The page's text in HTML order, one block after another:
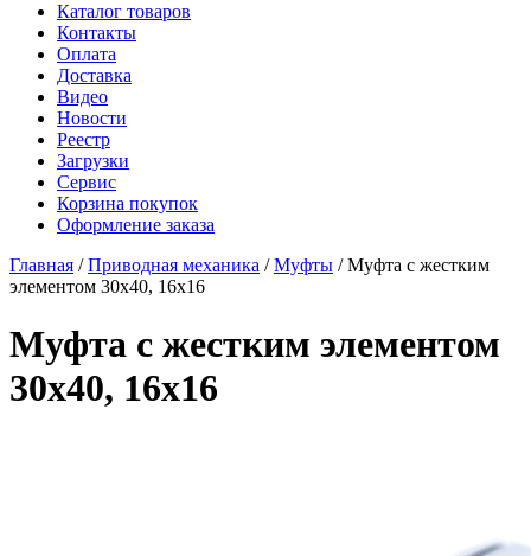
Каталог товаров
Контакты
Оплата
Доставка
Видео
Новости
Реестр
Загрузки
Сервис
Корзина покупок
Оформление заказа
Главная /Приводная механика /Муфты / Муфта с жестким
элементом 30x40, 16x16
Муфта с жестким элементом
30x40, 16x16